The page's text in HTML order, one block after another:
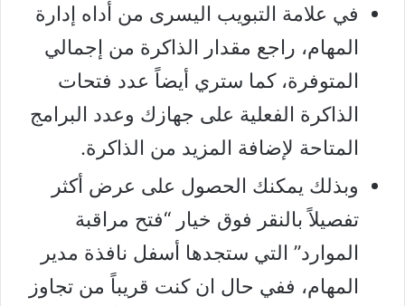
في علامة التبويب اليسرى من أداه إدارة
المهام، راجع مقدار الذاكرة من إجمالي
المتوفرة، كما ستري أيضاً عدد فتحات
الذاكرة الفعلية على جهازك وعدد البرامج
المتاحة لإضافة المزيد من الذاكرة.
وبذلك يمكنك الحصول على عرض أكثر
تفصيلاً بالنقر فوق خيار “فتح مراقبة
الموارد” التي ستجدها أسفل نافذة مدير
المهام، ففي حال ان كنت قريباً من تجاوز